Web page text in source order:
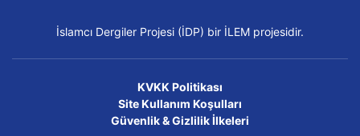
İslamcı Dergiler Projesi (İDP) bir İLEM projesidir.
KVKK Politikası
Site Kullanım Koşulları
Güvenlik & Gizlilik İlkeleri